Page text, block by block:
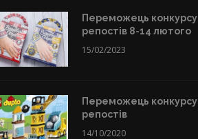
Переможець конкурсу
репостів 8-14 лютого
15/02/2023
Переможець конкурсу
репостів
14/10/2020